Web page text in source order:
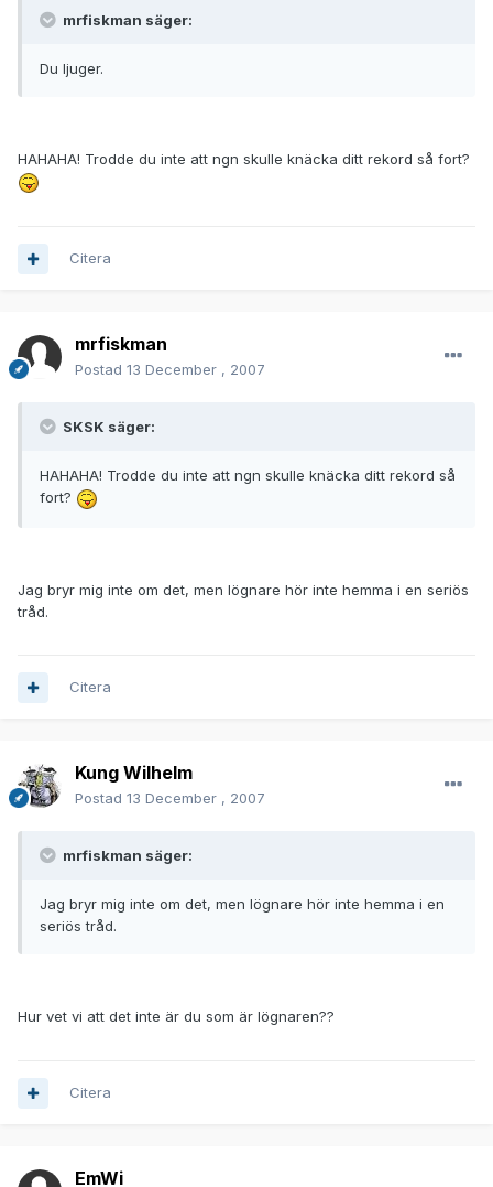
mrfiskman säger:
Du ljuger.
HAHAHA! Trodde du inte att ngn skulle knäcka ditt rekord så fort?
Citera
mrfiskman
Postad 13 December , 2007
SKSK säger:
HAHAHA! Trodde du inte att ngn skulle knäcka ditt rekord så
fort?
Jag bryr mig inte om det, men lögnare hör inte hemma i en seriös
tråd.
Citera
Kung Wilhelm
Postad 13 December , 2007
mrfiskman säger:
Jag bryr mig inte om det, men lögnare hör inte hemma i en
seriös tråd.
Hur vet vi att det inte är du som är lögnaren??
Citera
EmWi